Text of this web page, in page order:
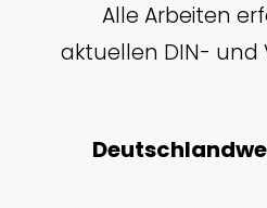
Alle Arbeiten
aktuellen DIN- und